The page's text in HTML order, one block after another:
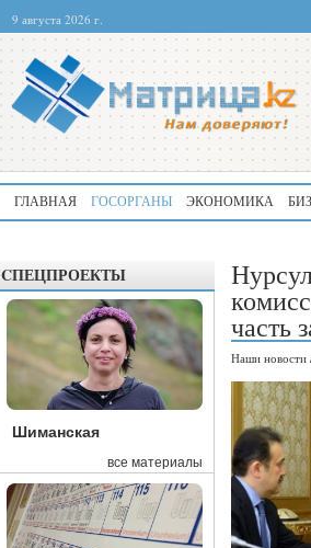
9 августа 2026 г.
ГЛАВНАЯ ГОСОРГАНЫ ЭКОНОМИКА
CПЕЦПРОЕКТЫ
Шиманская
все материалы
часть
Наши новости